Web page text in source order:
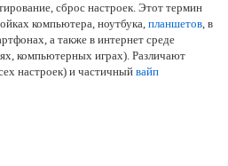
сброс настроек. Этот термин
компьютера, ноутбука, планшетов, в
а также в интернет среде
компьютерных играх). Различают
настроек) и частичный вайп